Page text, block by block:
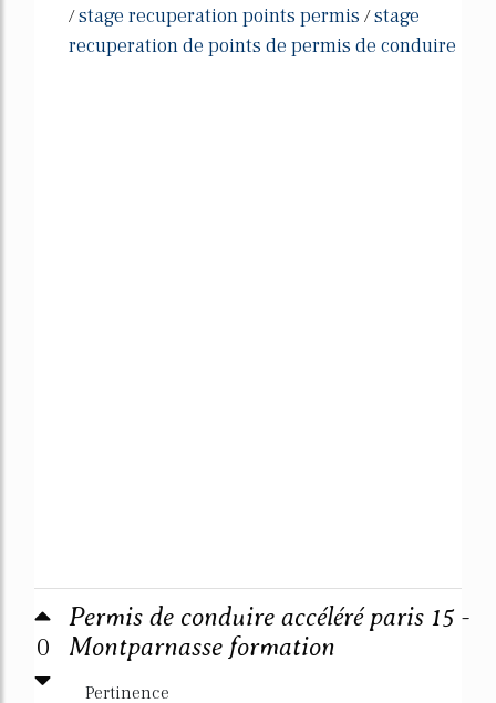
/stage recuperation points permis /stage
recuperation de points de permis de conduire
0
Permis de conduire accéléré paris 15 -
Montparnasse formation
Pertinence